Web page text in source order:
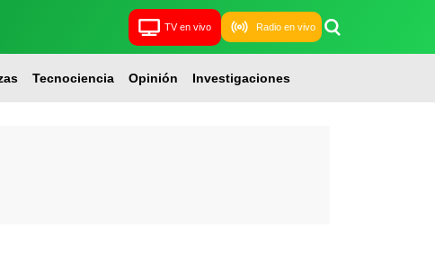
TV en vivo Radio en vivo
Tecnociencia Opinión Investigaciones